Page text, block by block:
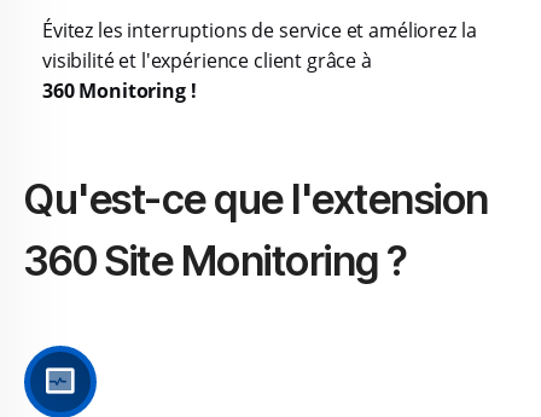
Évitez les interruptions de service et améliorez la
visibilité et l'expérience client grâce à
360 Monitoring !
Qu'est-ce que l'extension
360 Site Monitoring ?